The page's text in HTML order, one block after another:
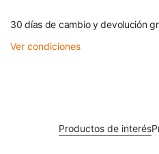
30 días de cambio y devolución
Ver condiciones
Productos de interés